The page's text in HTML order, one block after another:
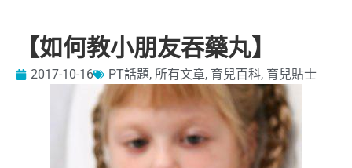
【如何教小朋友吞藥丸】
2017-10-16 PT話題, 所有文章, 育兒百科, 育兒貼士